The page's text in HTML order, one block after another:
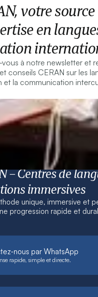
votre source
en
à notre newsletter et
conseils CERAN sur les
et la communication
– Centres de
immersives
unique, immersive et
progression rapide et
nous par WhatsApp
rapide, simple et directe.